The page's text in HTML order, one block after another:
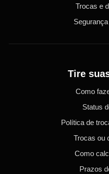
Trocas e
Tire
Como
Status
Política de
Trocas ou
Como
Prazos